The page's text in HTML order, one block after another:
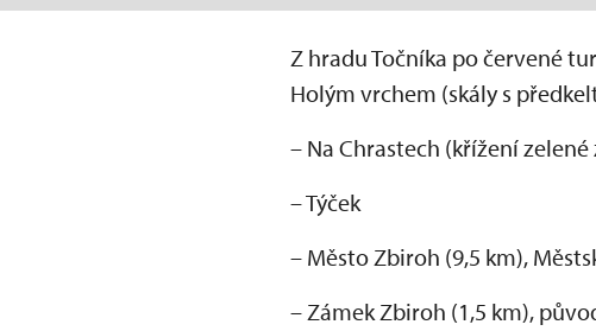
Z hradu Točníka po červené
Holým vrchem (skály s
– Na Chrastech (křížení zelené
– Týček
– Město Zbiroh (9,5 km),
– Zámek Zbiroh (1,5 km),